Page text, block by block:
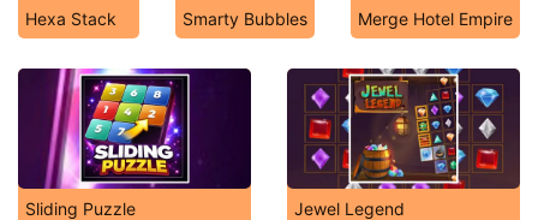
Hexa Stack Smarty Bubbles Merge Hotel Empire
Sliding Puzzle Jewel Legend